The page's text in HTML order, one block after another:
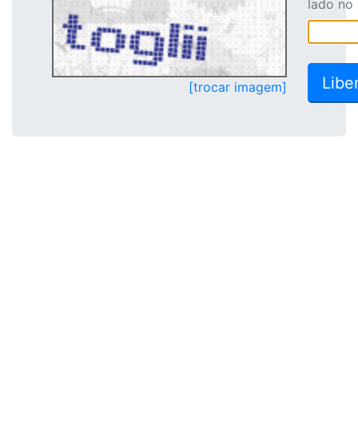
[trocar imagem]
lado no